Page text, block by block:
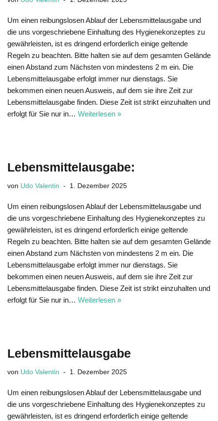
Um einen reibungslosen Ablauf der Lebensmittelausgabe und
die uns vorgeschriebene Einhaltung des Hygienekonzeptes zu
gewährleisten, ist es dringend erforderlich einige geltende
Regeln zu beachten. Bitte halten sie auf dem gesamten Gelände
einen Abstand zum Nächsten von mindestens 2 m ein. Die
Lebensmittelausgabe erfolgt immer nur dienstags. Sie
bekommen einen neuen Ausweis, auf dem sie ihre Zeit zur
Lebensmittelausgabe finden. Diese Zeit ist strikt einzuhalten und
erfolgt für Sie nur in… Weiterlesen »
Lebensmittelausgabe:
von Udo Valentin 1. Dezember 2025
Um einen reibungslosen Ablauf der Lebensmittelausgabe und
die uns vorgeschriebene Einhaltung des Hygienekonzeptes zu
gewährleisten, ist es dringend erforderlich einige geltende
Regeln zu beachten. Bitte halten sie auf dem gesamten Gelände
einen Abstand zum Nächsten von mindestens 2 m ein. Die
Lebensmittelausgabe erfolgt immer nur dienstags. Sie
bekommen einen neuen Ausweis, auf dem sie ihre Zeit zur
Lebensmittelausgabe finden. Diese Zeit ist strikt einzuhalten und
erfolgt für Sie nur in… Weiterlesen »
Lebensmittelausgabe
von Udo Valentin 1. Dezember 2025
Um einen reibungslosen Ablauf der Lebensmittelausgabe und
die uns vorgeschriebene Einhaltung des Hygienekonzeptes zu
gewährleisten, ist es dringend erforderlich einige geltende